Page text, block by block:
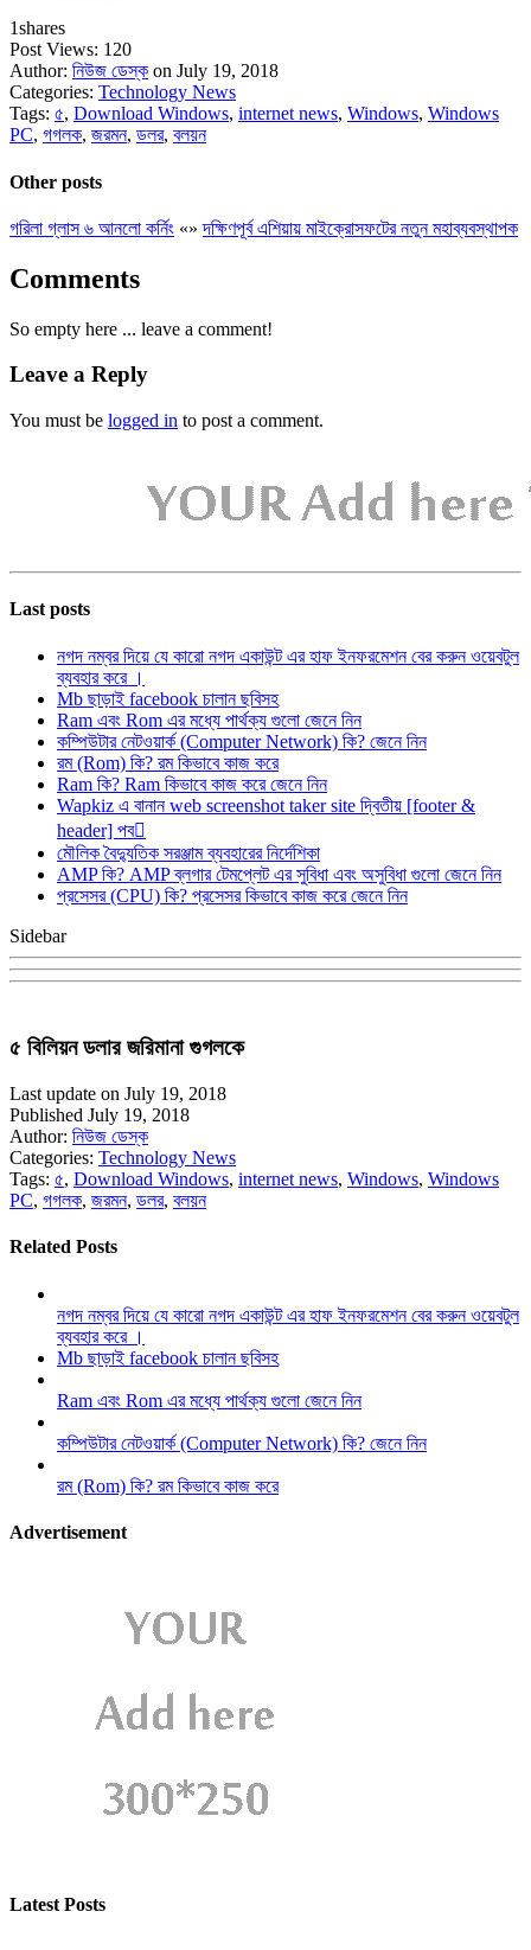
1shares
Post Views: 120
Author: নিউজ ডেস্ক on July 19, 2018
Categories: Technology News
Tags: ৫, Download Windows, internet news, Windows, Windows
PC, গগলক, জরমন, ডলর, বলয়ন
Other posts
গরিলা গ্লাস ৬ আনলো কর্নিং «»দক্ষিণপূর্ব এশিয়ায় মাইক্রোসফটের নতুন মহাব্যবস্থাপক
Comments
So empty here ... leave a comment!
Leave a Reply
You must be logged in to post a comment.
Last posts
নগদ নম্বর দিয়ে যে কারো নগদ একাউন্ট এর হাফ ইনফরমেশন বের করুন ওয়েবটুল
ব্যবহার করে ।
Mb ছাড়াই facebook চালান ছবিসহ
Ram এবং Rom এর মধ্যে পার্থক্য গুলো জেনে নিন
কম্পিউটার নেটওয়ার্ক (Computer Network) কি? জেনে নিন
রম (Rom) কি? রম কিভাবে কাজ করে
Ram কি? Ram কিভাবে কাজ করে জেনে নিন
Wapkiz এ বানান web screenshot taker site দ্বিতীয় [footer &
header] পব
মৌলিক বৈদ্যুতিক সরঞ্জাম ব্যবহারের নির্দেশিকা
AMP কি? AMP ব্লগার টেমপ্লেট এর সুবিধা এবং অসুবিধা গুলো জেনে নিন
প্রসেসর (CPU) কি? প্রসেসর কিভাবে কাজ করে জেনে নিন
Sidebar
৫ বিলিয়ন ডলার জরিমানা গুগলকে
Last update on July 19, 2018
Published July 19, 2018
Author: নিউজ ডেস্ক
Categories: Technology News
Tags: ৫, Download Windows, internet news, Windows, Windows
PC, গগলক, জরমন, ডলর, বলয়ন
Related Posts
নগদ নম্বর দিয়ে যে কারো নগদ একাউন্ট এর হাফ ইনফরমেশন বের করুন ওয়েবটুল
ব্যবহার করে ।
Mb ছাড়াই facebook চালান ছবিসহ
Ram এবং Rom এর মধ্যে পার্থক্য গুলো জেনে নিন
কম্পিউটার নেটওয়ার্ক (Computer Network) কি? জেনে নিন
রম (Rom) কি? রম কিভাবে কাজ করে
Advertisement
Latest Posts